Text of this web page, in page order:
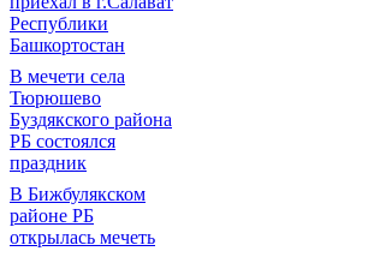
Республики
Башкортостан
В мечети села
Тюрюшево
Буздякского района
РБ состоялся
праздник
В Бижбулякском
районе РБ
открылась мечеть